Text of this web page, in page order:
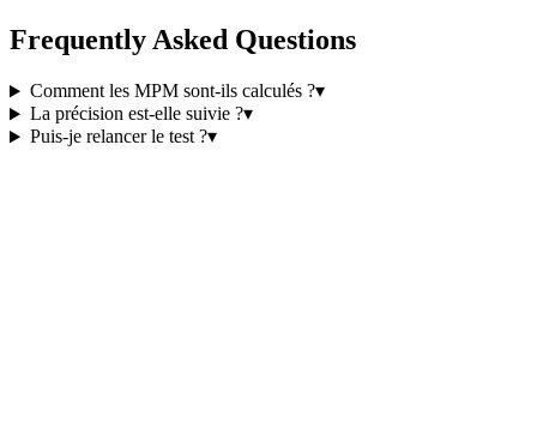
Frequently Asked Questions
Comment les MPM sont-ils calculés ?▾
La précision est-elle suivie ?▾
Puis-je relancer le test ?▾